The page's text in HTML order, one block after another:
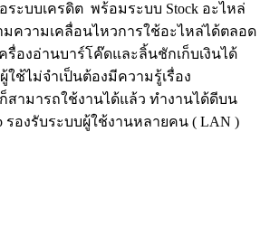
ระบบเครดิต พร้อมระบบ Stock อะไหล่
ความเคลื่อนไหวการใช้อะไหล่ได้ตลอด
รื่องอ่านบาร์โค๊ดและลิ้นชักเก็บเงินได้
ใช้ไม่จำเป็นต้องมีความรู้เรื่อง
สามารถใช้งานได้แล้ว ทำงานได้ดีบน
รองรับระบบผู้ใช้งานหลายคน ( LAN )